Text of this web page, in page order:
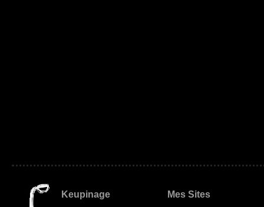
Keupinage Mes Sites